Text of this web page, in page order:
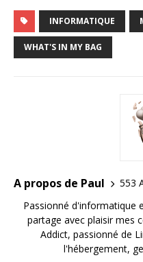
INFORMATIQUE
WHAT'S IN MY BAG
A propos de Paul
553
Passionné d'informatique
partage avec plaisir mes
Addict, passionné de
l'hébergement,